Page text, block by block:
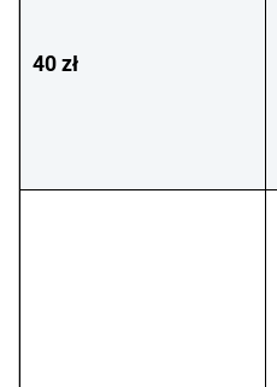
40 zł